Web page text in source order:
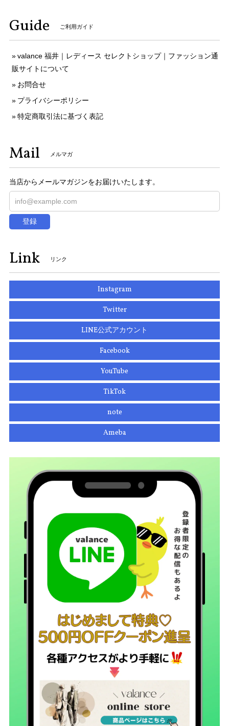
Guide ご利用ガイド
valance 福井｜レディース セレクトショップ｜ファッション通
販サイトについて
お問合せ
プライバシーポリシー
特定商取引法に基づく表記
Mail メルマガ
当店からメールマガジンをお届けいたします。
登録
Link リンク
Instagram
Twitter
LINE公式アカウント
Facebook
YouTube
TikTok
note
Ameba